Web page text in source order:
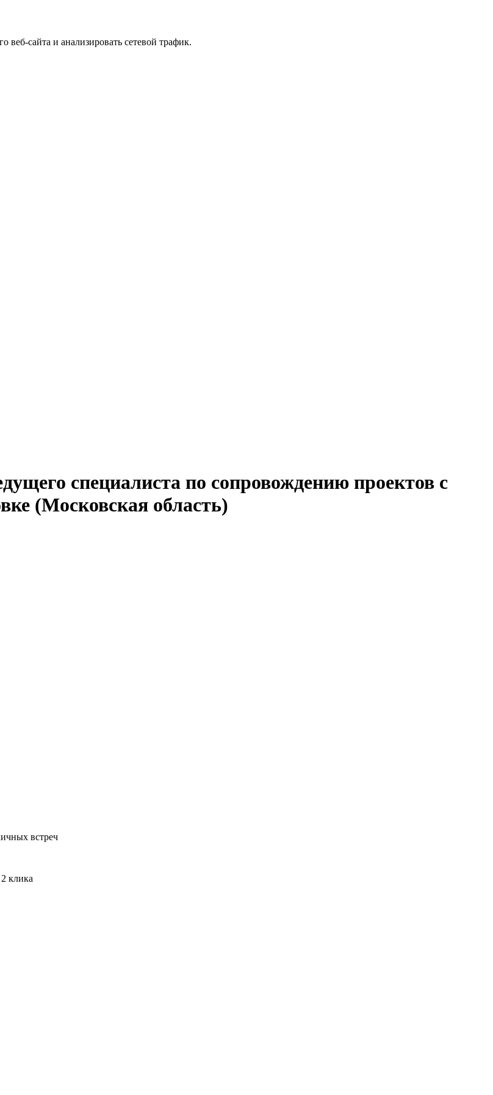
сайта и анализировать сетевой трафик.
специалиста по сопровождению проектов с
(Московская область)
встреч
клика